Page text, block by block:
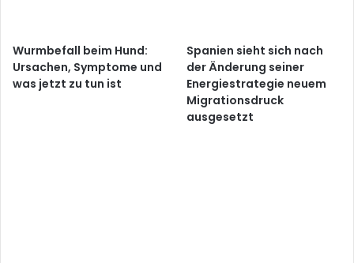
Wurmbefall beim Hund:
Ursachen, Symptome und
was jetzt zu tun ist
Spanien sieht sich nach
der Änderung seiner
Energiestrategie neuem
Migrationsdruck
ausgesetzt